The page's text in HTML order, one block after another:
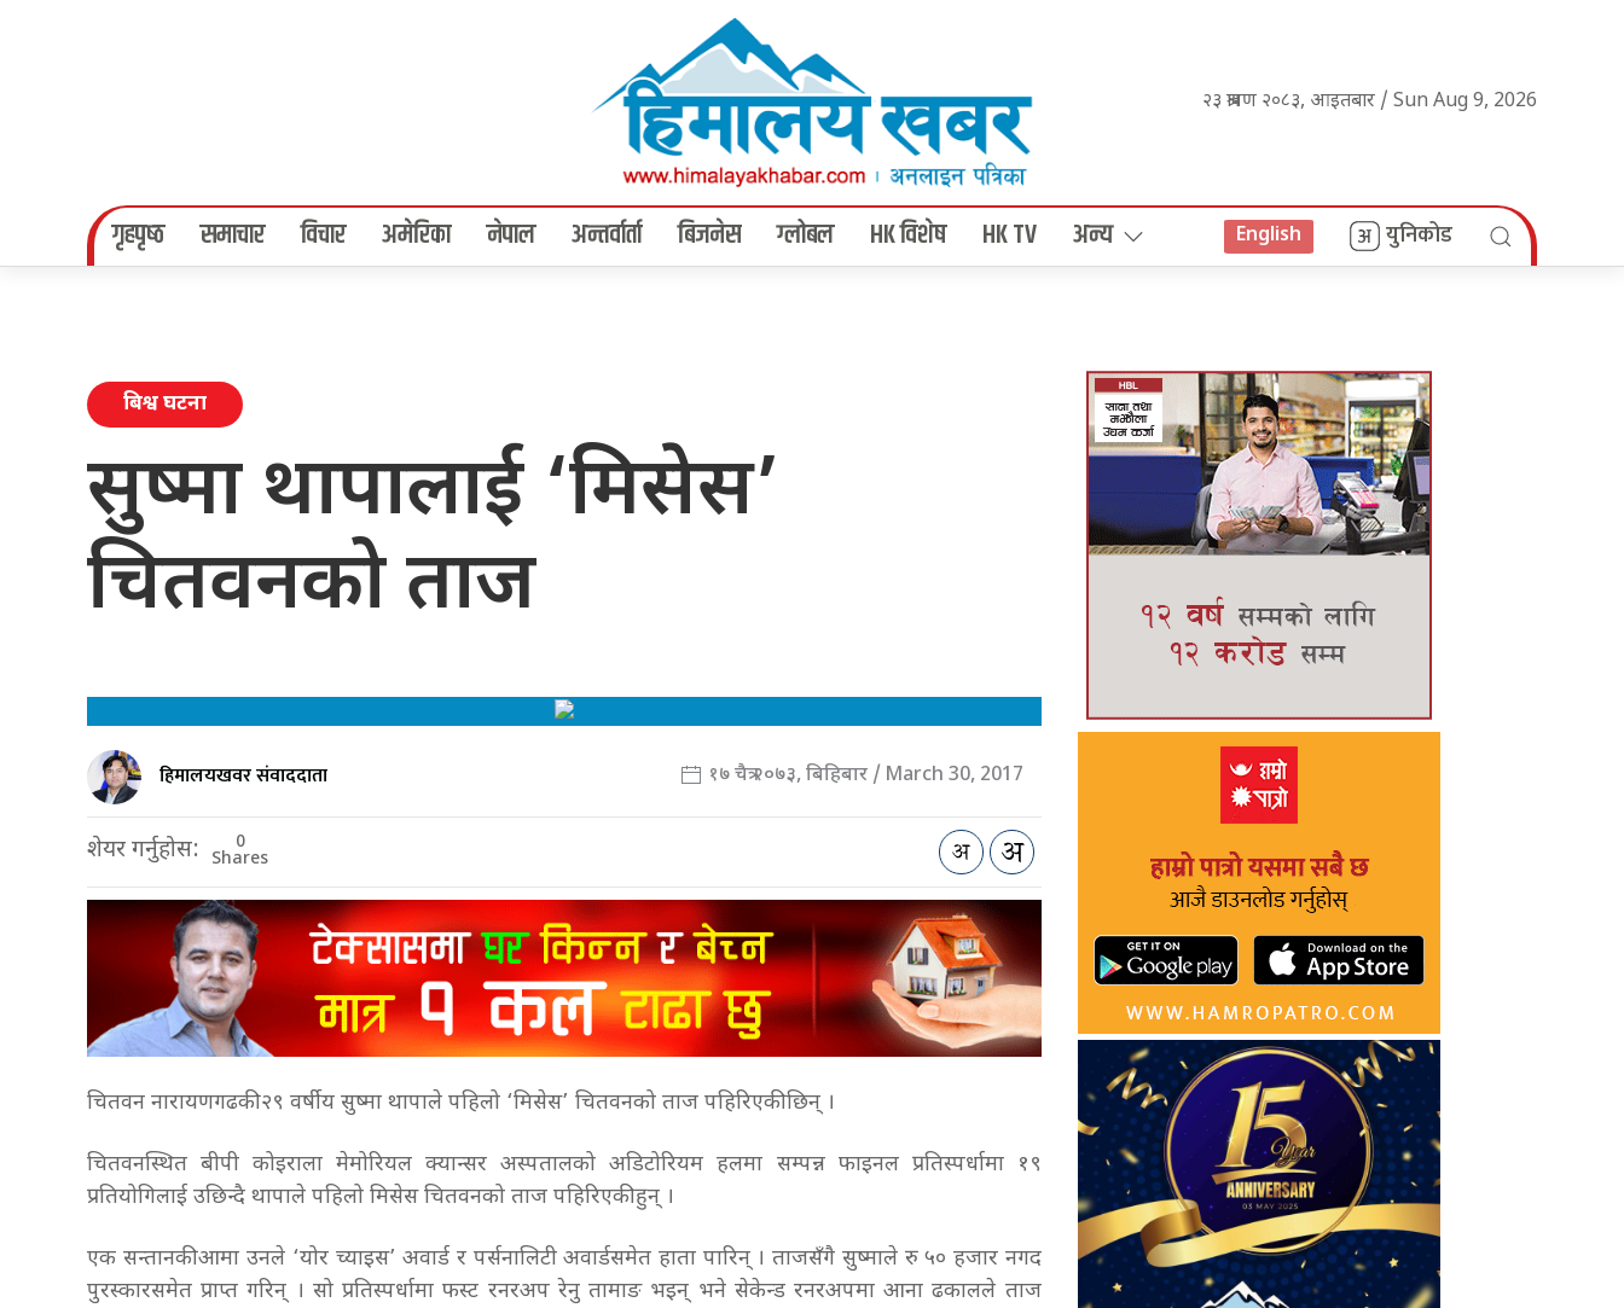
२३ श्रावण २०८३, आइतबार / Sun Aug 9, 2026
गृहपृष्‍ठ समाचार विचार अमेरिका नेपाल अन्तर्वार्ता बिजनेस ग्लोबल HK विशेष HK TV अन्य English युनिकोड
बिश्व घटना
सुष्मा थापालाई ‘मिसेस’
चितवनको ताज
हिमालयखवर संवाददाता १७ चैत्र २०७३, बिहिबार / March 30, 2017
शेयर गर्नुहोस: 0
Shares
चितवन नारायणगढकी २९ वर्षीय सुष्मा थापाले पहिलो ‘मिसेस’ चितवनको ताज पहिरिएकी छिन् ।
चितवनस्थित बीपी कोइराला मेमोरियल क्यान्सर अस्पतालको अडिटोरियम हलमा सम्पन्न फाइनल प्रतिस्पर्धामा १९
प्रतियोगिलाई उछिन्दै थापाले पहिलो मिसेस चितवनको ताज पहिरिएकी हुन् ।
एक सन्तानकी आमा उनले ‘योर च्याइस’ अवार्ड र पर्सनालिटी अवार्डसमेत हाता पारिन् । ताजसँगै सुष्माले रु ५० हजार नगद
पुरस्कारसमेत प्राप्त गरिन् । सो प्रतिस्पर्धामा फस्ट रनरअप रेनु तामाङ भइन् भने सेकेन्ड रनरअपमा आना ढकालले ताज